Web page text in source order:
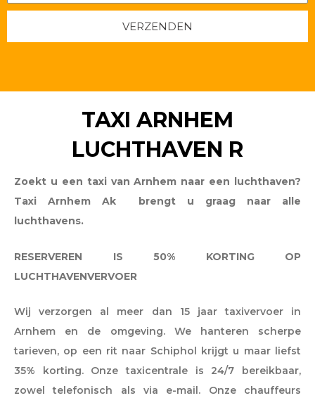
VERZENDEN
TAXI ARNHEM
LUCHTHAVEN R
Zoekt u een taxi van Arnhem naar een luchthaven?
Taxi Arnhem Ak brengt u graag naar alle
luchthavens.
RESERVEREN IS 50% KORTING OP
LUCHTHAVENVERVOER
Wij verzorgen al meer dan 15 jaar taxivervoer in
Arnhem en de omgeving. We hanteren scherpe
tarieven, op een rit naar Schiphol krijgt u maar liefst
35% korting. Onze taxicentrale is 24/7 bereikbaar,
zowel telefonisch als via e-mail. Onze chauffeurs